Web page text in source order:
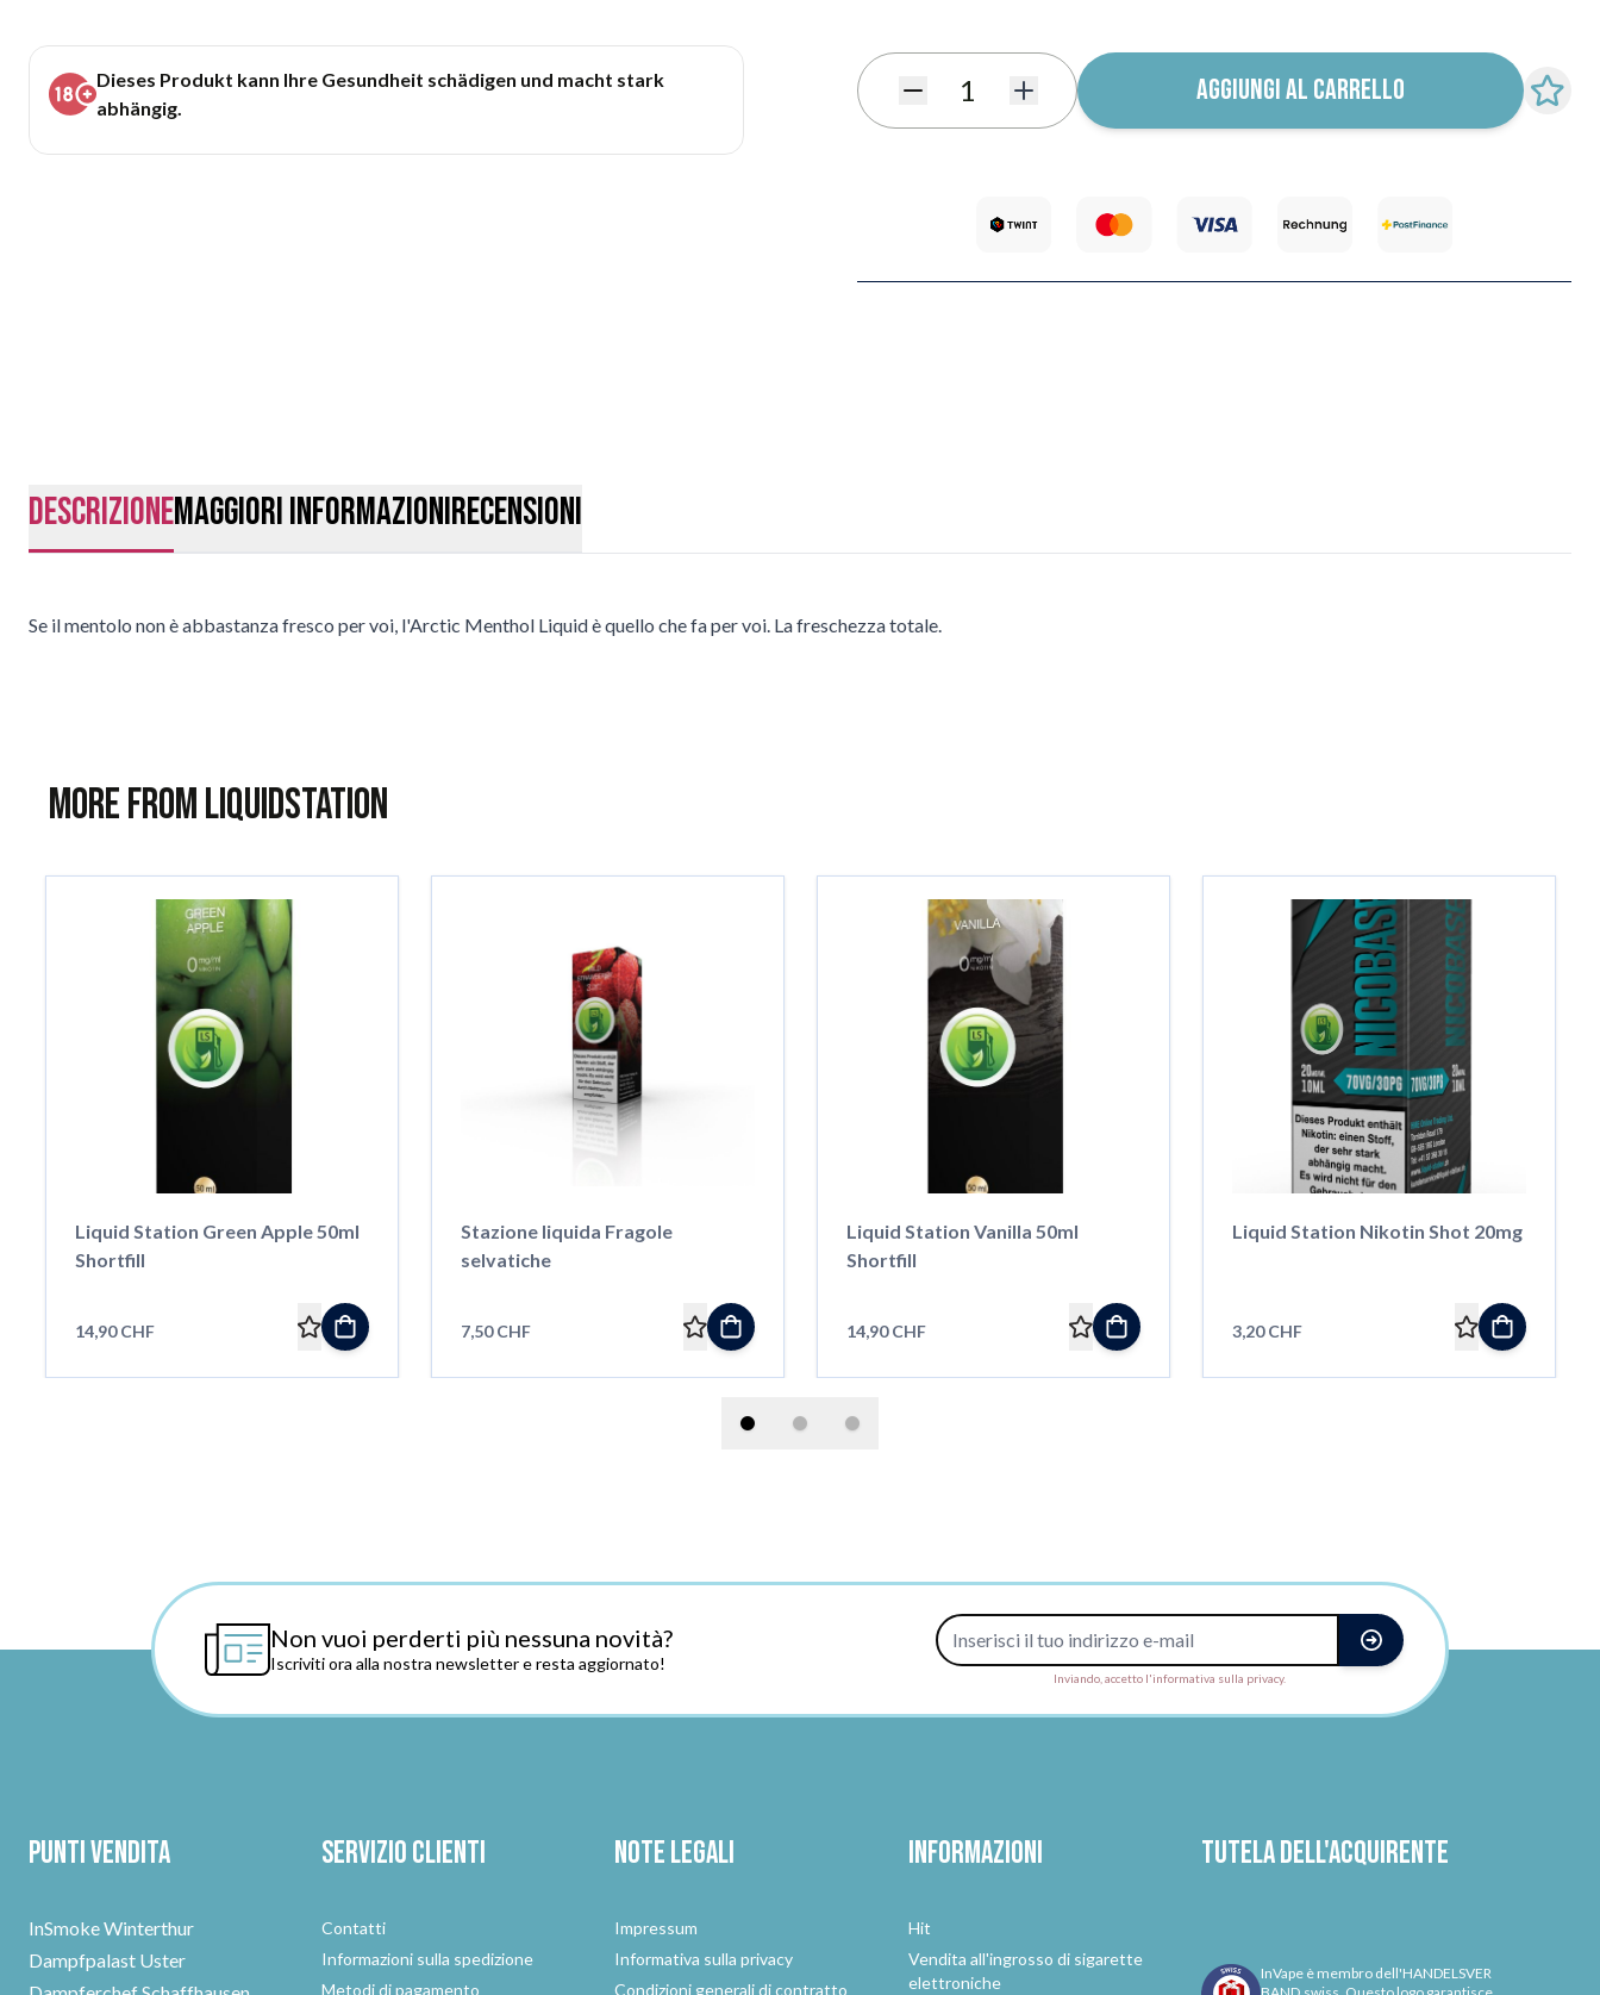
Dieses Produkt kann Ihre Gesundheit schädigen und macht stark
abhängig.
Quantità AGGIUNGI AL CARRELLO
DescrizioneMaggiori InformazioniRecensioni
Se il mentolo non è abbastanza fresco per voi, l'Arctic Menthol Liquid è quello che fa per voi. La freschezza totale.
More from Liquidstation
Liquid Station Green Apple 50ml
Shortfill
14,90 CHF
Stazione liquida Fragole
selvatiche
7,50 CHF
Liquid Station Vanilla 50ml
Shortfill
14,90 CHF
Liquid Station Nikotin Shot 20mg
3,20 CHF
Non vuoi perderti più nessuna novità?
Iscriviti ora alla nostra newsletter e resta aggiornato!
Indirizzo e-mail
Inviando, accetto l'informativa sulla privacy.
Punti vendita
InSmoke Winterthur
Dampfpalast Uster
Servizio clienti
Contatti
Informazioni sulla spedizione
Metodi di pagamento
Note legali
Impressum
Informativa sulla privacy
Condizioni generali di contratto
Informazioni
Hit
Vendita all'ingrosso di sigarette
elettroniche
Tutela dell'acquirente
InVape è membro dell'HANDELSVER